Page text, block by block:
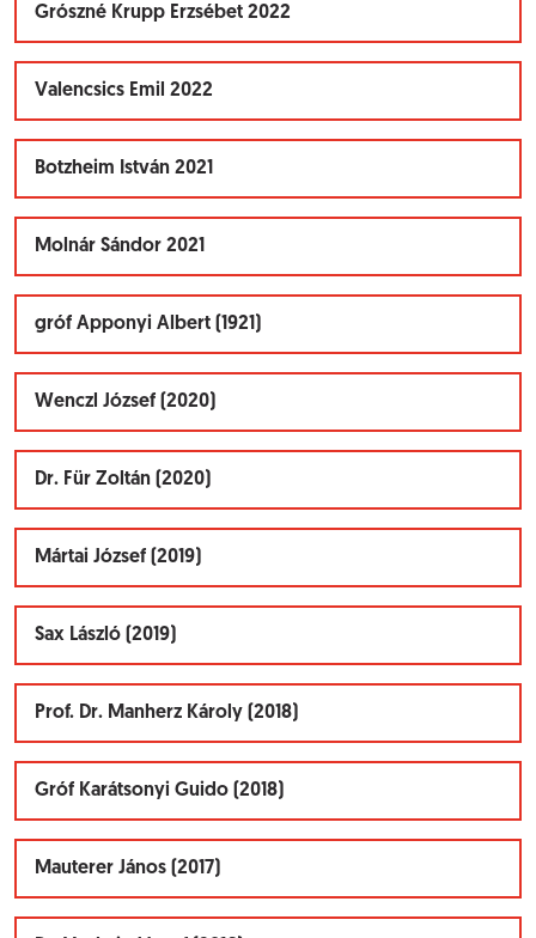
Grószné Krupp Erzsébet 2022
Valencsics Emil 2022
Botzheim István 2021
Molnár Sándor 2021
gróf Apponyi Albert (1921)
Wenczl József (2020)
Dr. Für Zoltán (2020)
Mártai József (2019)
Sax László (2019)
Prof. Dr. Manherz Károly (2018)
Gróf Karátsonyi Guido (2018)
Mauterer János (2017)